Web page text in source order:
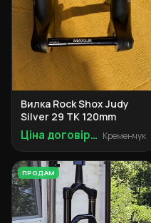
Вилка Rock Shox Judy
Silver 29 TK 120mm
Ціна договірна Кременчук
ПРОДАМ